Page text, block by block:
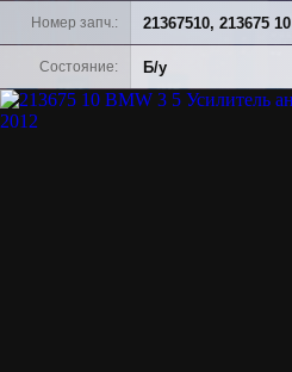
Номер запч. 21367510, 213675 10
Состояние Б/у